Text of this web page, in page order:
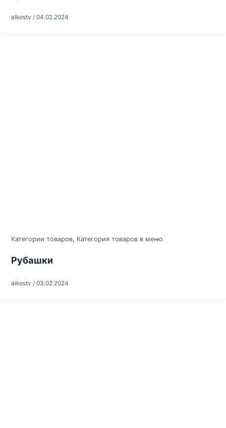
alkostv / 04.02.2024
Категории товаров, Категория товаров в меню
Рубашки
alkostv / 03.02.2024